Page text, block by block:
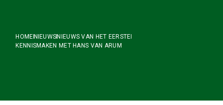
HOME NIEUWS NIEUWS VAN HET EERSTE
KENNISMAKEN MET HANS VAN ARUM